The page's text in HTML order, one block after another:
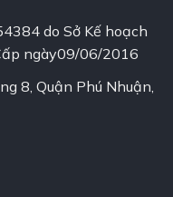
do Sở Kế hoạch
ngày09/06/2016
8, Quận Phú Nhuận,